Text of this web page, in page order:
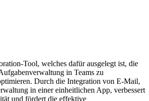
Tool, welches dafür ausgelegt ist, die
in Teams zu
Durch die Integration von E-Mail,
in einer einheitlichen App, verbessert
und fördert die effektive